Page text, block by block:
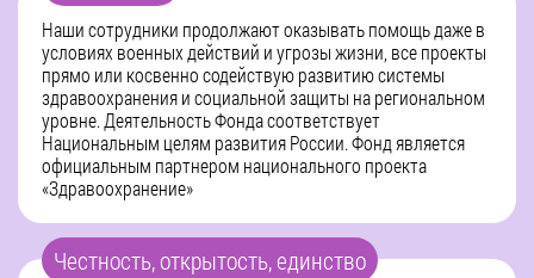
Наши сотрудники продолжают оказывать помощь даже в
условиях военных действий и угрозы жизни, все проекты
прямо или косвенно содействую развитию системы
здравоохранения и социальной защиты на региональном
уровне. Деятельность Фонда соответствует
Национальным целям развития России. Фонд является
официальным партнером национального проекта
«Здравоохранение»
Честность, открытость, единство